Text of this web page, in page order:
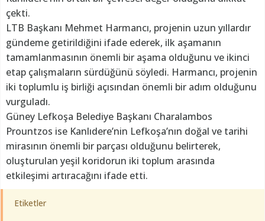
çekti.
LTB Başkanı Mehmet Harmancı, projenin uzun yıllardır
gündeme getirildiğini ifade ederek, ilk aşamanın
tamamlanmasının önemli bir aşama olduğunu ve ikinci
etap çalışmaların sürdüğünü söyledi. Harmancı, projenin
iki toplumlu iş birliği açısından önemli bir adım olduğunu
vurguladı.
Güney Lefkoşa Belediye Başkanı Charalambos
Prountzos ise Kanlıdere’nin Lefkoşa’nın doğal ve tarihi
mirasının önemli bir parçası olduğunu belirterek,
oluşturulan yeşil koridorun iki toplum arasında
etkileşimi artıracağını ifade etti.
Etiketler